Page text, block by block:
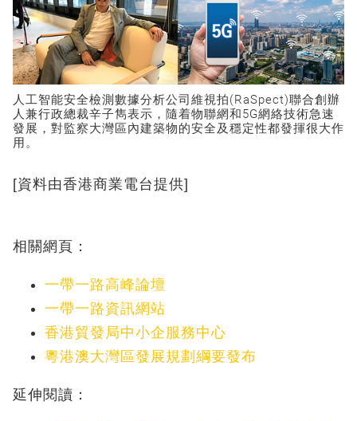
人工智能安全檢測數據分析公司維視拍(RaSpect)聯合創辦
人兼行政總裁辛子雋表示，隨着物聯網和5G網絡技術急速
發展，對監察大灣區內建築物的安全及穩定性都發揮很大作
用。
[資料由香港商業電台提供]
相關網頁：
一帶一路高峰論壇
一帶一路資訊網站
香港貿發局中小企服務中心
粵港澳大灣區發展規劃綱要發布
延伸閱讀：